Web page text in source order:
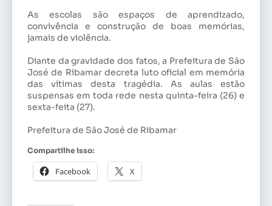
As escolas são espaços de aprendizado,
convivência e construção de boas memórias,
jamais de violência.
Diante da gravidade dos fatos, a Prefeitura de São
José de Ribamar decreta luto oficial em memória
das vítimas desta tragédia. As aulas estão
suspensas em toda rede nesta quinta-feira (26) e
sexta-feita (27).
Prefeitura de São José de Ribamar
Compartilhe isso:
Facebook X